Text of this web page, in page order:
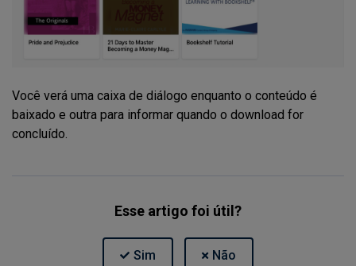
Você verá uma caixa de diálogo enquanto o conteúdo é
baixado e outra para informar quando o download for
concluído.
Esse artigo foi útil?